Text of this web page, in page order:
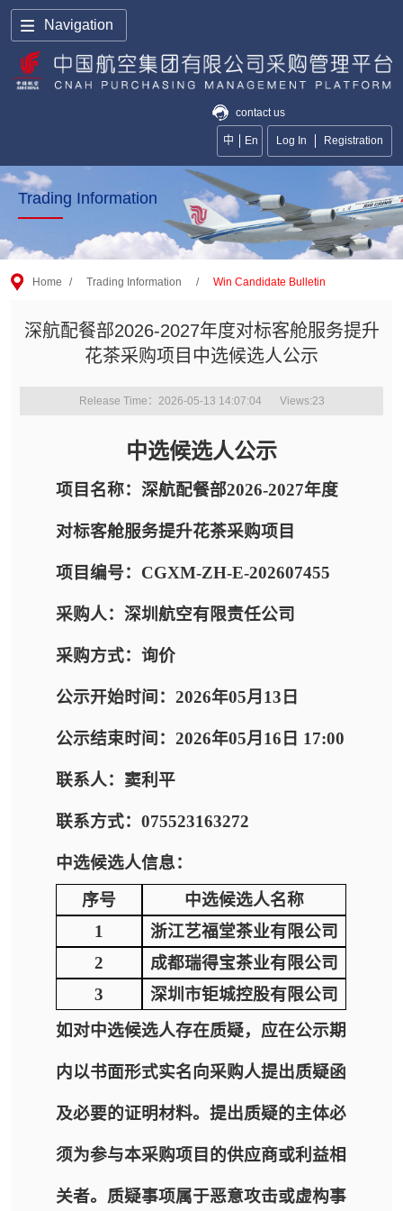
Navigation
contact us
中 En Log In Registration
Trading Information
Home / Trading Information / Win Candidate Bulletin
深航配餐部2026-2027年度对标客舱服务提升
花茶采购项目中选候选人公示
Release Time：2026-05-13 14:07:04 Views:23
中选候选人公示
项目名称：深航配餐部2026-2027年度
对标客舱服务提升花茶采购项目
项目编号：CGXM-ZH-E-202607455
采购人：深圳航空有限责任公司
采购方式：询价
公示开始时间：2026年05月13日
公示结束时间：2026年05月16日 17:00
联系人：窦利平
联系方式：075523163272
中选候选人信息：
序号
中选候选人名称
1
浙江艺福堂茶业有限公司
2
成都瑞得宝茶业有限公司
3
深圳市钜城控股有限公司
如对中选候选人存在质疑，应在公示期
内以书面形式实名向采购人提出质疑函
及必要的证明材料。提出质疑的主体必
须为参与本采购项目的供应商或利益相
关者。质疑事项属于恶意攻击或虚构事